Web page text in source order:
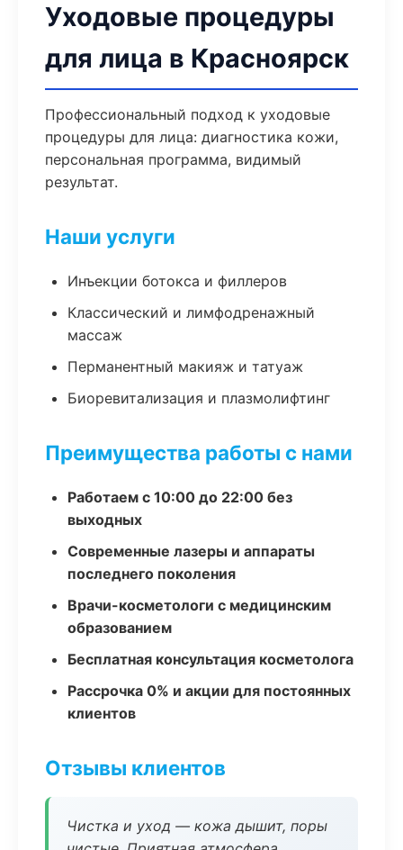
Уходовые процедуры
для лица в Красноярск
Профессиональный подход к уходовые
процедуры для лица: диагностика кожи,
персональная программа, видимый
результат.
Наши услуги
Инъекции ботокса и филлеров
Классический и лимфодренажный
массаж
Перманентный макияж и татуаж
Биоревитализация и плазмолифтинг
Преимущества работы с нами
Работаем с 10:00 до 22:00 без
выходных
Современные лазеры и аппараты
последнего поколения
Врачи-косметологи с медицинским
образованием
Бесплатная консультация косметолога
Рассрочка 0% и акции для постоянных
клиентов
Отзывы клиентов
Чистка и уход — кожа дышит, поры